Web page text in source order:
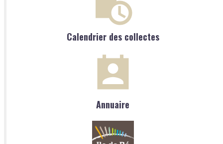
Calendrier des collectes
Annuaire